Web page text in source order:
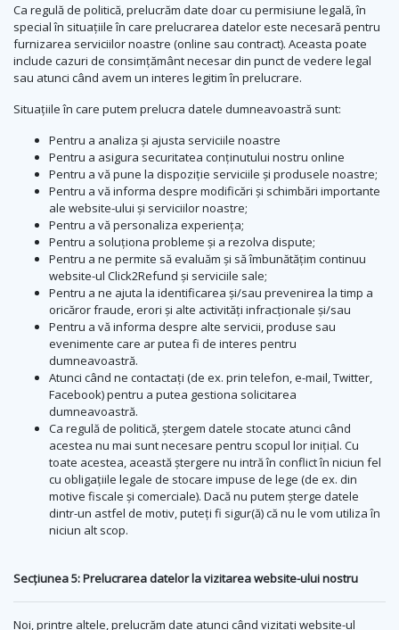
Ca regulă de politică, prelucrăm date doar cu permisiune legală, în
special în situațiile în care prelucrarea datelor este necesară pentru
furnizarea serviciilor noastre (online sau contract). Aceasta poate
include cazuri de consimțământ necesar din punct de vedere legal
sau atunci când avem un interes legitim în prelucrare.
Situațiile în care putem prelucra datele dumneavoastră sunt:
Pentru a analiza și ajusta serviciile noastre
Pentru a asigura securitatea conținutului nostru online
Pentru a vă pune la dispoziție serviciile și produsele noastre;
Pentru a vă informa despre modificări și schimbări importante
ale website-ului și serviciilor noastre;
Pentru a vă personaliza experiența;
Pentru a soluționa probleme și a rezolva dispute;
Pentru a ne permite să evaluăm și să îmbunătățim continuu
website-ul Click2Refund și serviciile sale;
Pentru a ne ajuta la identificarea și/sau prevenirea la timp a
oricăror fraude, erori și alte activități infracționale și/sau
Pentru a vă informa despre alte servicii, produse sau
evenimente care ar putea fi de interes pentru
dumneavoastră.
Atunci când ne contactați (de ex. prin telefon, e-mail, Twitter,
Facebook) pentru a putea gestiona solicitarea
dumneavoastră.
Ca regulă de politică, ștergem datele stocate atunci când
acestea nu mai sunt necesare pentru scopul lor inițial. Cu
toate acestea, această ștergere nu intră în conflict în niciun fel
cu obligațiile legale de stocare impuse de lege (de ex. din
motive fiscale și comerciale). Dacă nu putem șterge datele
dintr-un astfel de motiv, puteți fi sigur(ă) că nu le vom utiliza în
niciun alt scop.
Secțiunea 5: Prelucrarea datelor la vizitarea website-ului nostru
Noi, printre altele, prelucrăm date atunci când vizitați website-ul